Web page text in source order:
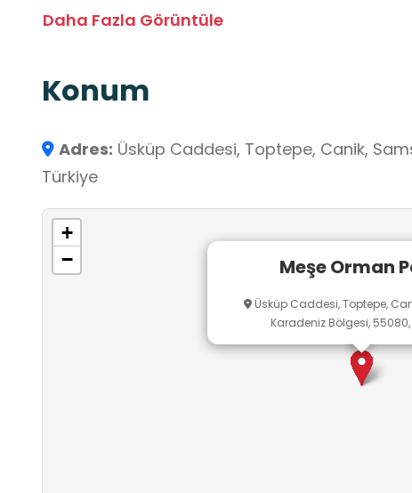
ve doğal kaynakların önemi gibi konuları yerinde gözlemleme fırsatı sunar.
geliştirir.
Daha Fazla Görüntüle
Konum
Adres: Üsküp Caddesi, Toptepe, Canik,
Türkiye
Meşe Orman
Üsküp Caddesi, Toptepe,
Karadeniz Bölgesi, 55080,
+
−